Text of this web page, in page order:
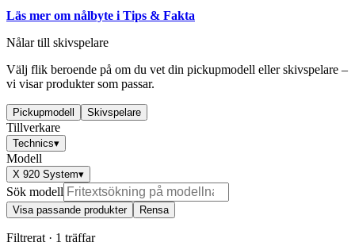
Läs mer om nålbyte i Tips & Fakta
Nålar till skivspelare
Välj flik beroende på om du vet din pickupmodell eller skivspelare –
vi visar produkter som passar.
Pickupmodell Skivspelare
Tillverkare
Technics▾
Modell
X 920 System▾
Sök modell
Visa passande produkter Rensa
Filtrerat · 1 träffar